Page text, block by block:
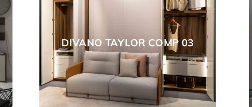
DIVANO TAYLOR COMP 03